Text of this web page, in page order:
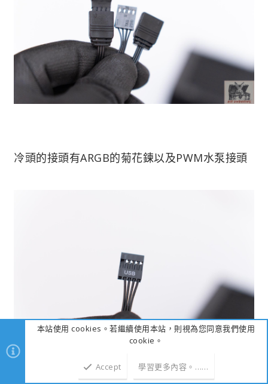
冷頭的接頭有ARGB的菊花鍊以及PWM水泵接頭
本站使用 cookies。若繼續使用本站，則視為您同意我們使用
cookie。
Accept 學習更多內容。……